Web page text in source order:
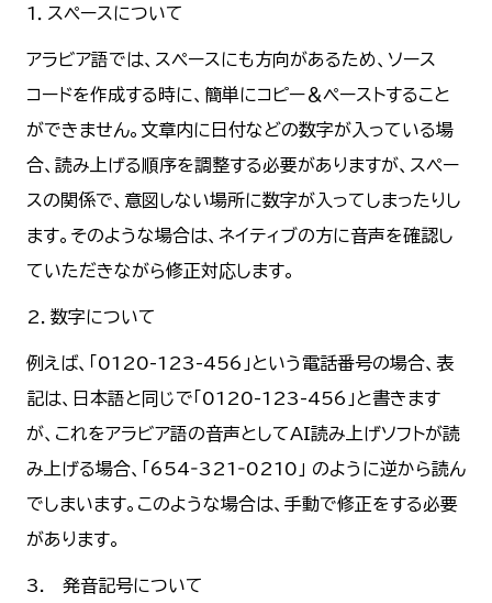
1．スペースについて
アラビア語では、スペースにも方向があるため、ソース
コードを作成する時に、簡単にコピー＆ペーストすること
ができません。文章内に日付などの数字が入っている場
合、読み上げる順序を調整する必要がありますが、スペー
スの関係で、意図しない場所に数字が入ってしまったりし
ます。そのような場合は、ネイティブの方に音声を確認し
ていただきながら修正対応します。
2．数字について
例えば、「0120-123-456」という電話番号の場合、表
記は、日本語と同じで「0120-123-456」と書きます
が、これをアラビア語の音声としてAI読み上げソフトが読
み上げる場合、「654‐321‐0210」 のように逆から読ん
でしまいます。このような場合は、手動で修正をする必要
があります。
3. 発音記号について